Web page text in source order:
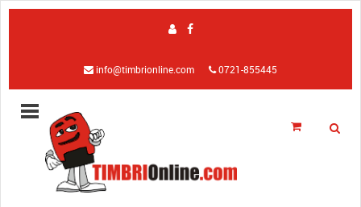
info@timbrionline.com 0721-855445